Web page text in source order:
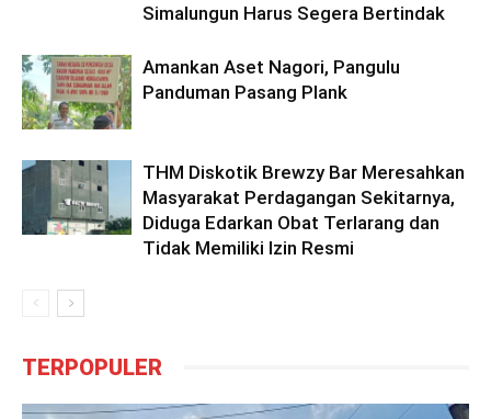
Simalungun Harus Segera Bertindak
Amankan Aset Nagori, Pangulu
Panduman Pasang Plank
THM Diskotik Brewzy Bar Meresahkan
Masyarakat Perdagangan Sekitarnya,
Diduga Edarkan Obat Terlarang dan
Tidak Memiliki Izin Resmi
TERPOPULER